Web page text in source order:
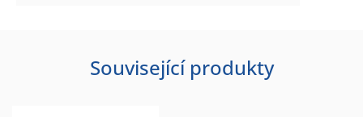
Související produkty